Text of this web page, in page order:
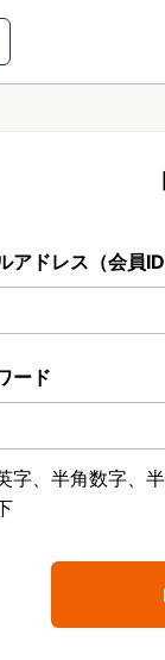
アドレス（会員ID
ード
字、半角数字、